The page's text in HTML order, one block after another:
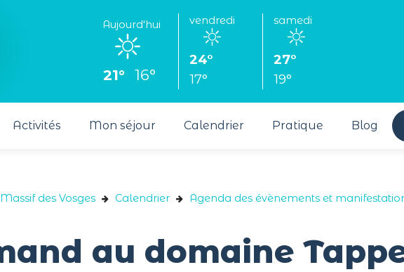
Aujourd'hui
21° 16°
vendredi
24°
17°
samedi
27°
19°
Activités Mon séjour Calendrier Pratique Blog
des Vosges Calendrier Agenda des évènements et
au domaine